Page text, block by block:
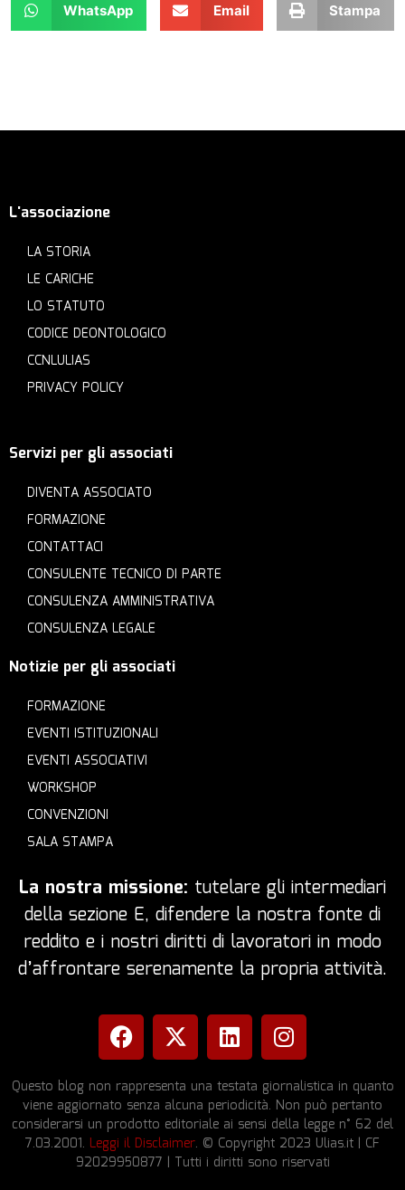
WhatsApp Email Stampa
L'associazione
LA STORIA
LE CARICHE
LO STATUTO
CODICE DEONTOLOGICO
CCNLULIAS
PRIVACY POLICY
Servizi per gli associati
DIVENTA ASSOCIATO
FORMAZIONE
CONTATTACI
CONSULENTE TECNICO DI PARTE
CONSULENZA AMMINISTRATIVA
CONSULENZA LEGALE
Notizie per gli associati
FORMAZIONE
EVENTI ISTITUZIONALI
EVENTI ASSOCIATIVI
WORKSHOP
CONVENZIONI
SALA STAMPA
La nostra missione: tutelare gli intermediari
della sezione E, difendere la nostra fonte di
reddito e i nostri diritti di lavoratori in modo
d’affrontare serenamente la propria attività.
Questo blog non rappresenta una testata giornalistica in quanto
viene aggiornato senza alcuna periodicità. Non può pertanto
considerarsi un prodotto editoriale ai sensi della legge n° 62 del
7.03.2001. Leggi il Disclaimer. © Copyright 2023 Ulias.it | CF
92029950877 | Tutti i diritti sono riservati